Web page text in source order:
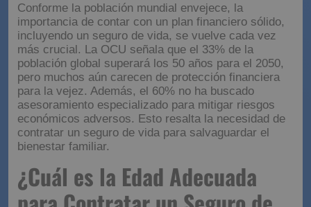
Conforme la población mundial envejece, la
importancia de contar con un plan financiero sólido,
incluyendo un seguro de vida, se vuelve cada vez
más crucial. La OCU señala que el 33% de la
población global superará los 50 años para el 2050,
pero muchos aún carecen de protección financiera
para la vejez. Además, el 60% no ha buscado
asesoramiento especializado para mitigar riesgos
económicos adversos. Esto resalta la necesidad de
contratar un seguro de vida para salvaguardar el
bienestar familiar.
¿Cuál es la Edad Adecuada